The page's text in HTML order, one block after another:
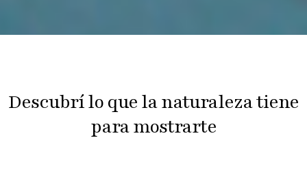
Descubrí lo que la naturaleza tiene
para mostrarte